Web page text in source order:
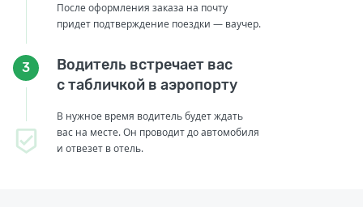
После оформления заказа на почту
придет подтверждение поездки — ваучер.
3
Водитель встречает вас
с табличкой в аэропорту
В нужное время водитель будет ждать
вас на месте. Он проводит до автомобиля
и отвезет в отель.